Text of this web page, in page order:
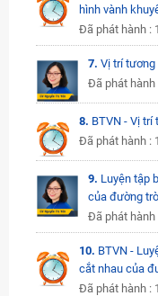
hình vành
Đã phát hành :
7. Vị trí
Đã phát
8. BTVN - Vị
Đã phát hành :
9. Luyện tập
của đường
Đã phát
10. BTVN -
cắt nhau của
Đã phát hành :